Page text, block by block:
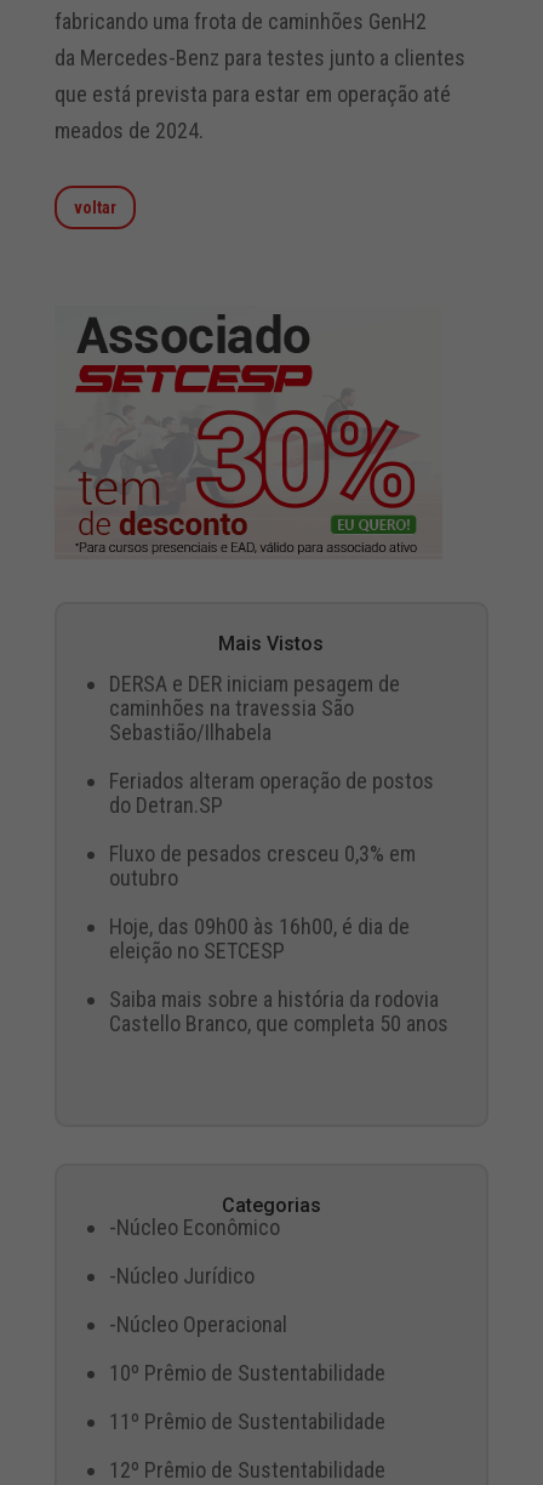
fabricando uma frota de caminhões GenH2
da Mercedes-Benz para testes junto a clientes
que está prevista para estar em operação até
meados de 2024.
voltar
Mais Vistos
DERSA e DER iniciam pesagem de
caminhões na travessia São
Sebastião/Ilhabela
Feriados alteram operação de postos
do Detran.SP
Fluxo de pesados cresceu 0,3% em
outubro
Hoje, das 09h00 às 16h00, é dia de
eleição no SETCESP
Saiba mais sobre a história da rodovia
Castello Branco, que completa 50 anos
Categorias
-Núcleo Econômico
-Núcleo Jurídico
-Núcleo Operacional
10º Prêmio de Sustentabilidade
11º Prêmio de Sustentabilidade
12º Prêmio de Sustentabilidade